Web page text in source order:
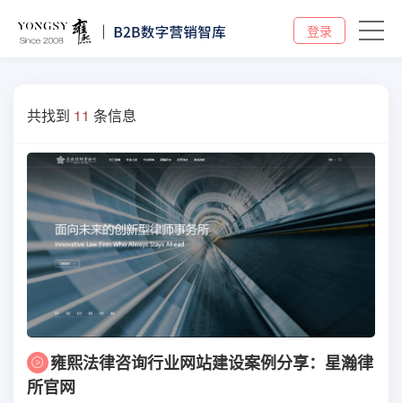
登录
共找到 11 条信息
雍熙法律咨询行业网站建设案例分享：星瀚律
所官网